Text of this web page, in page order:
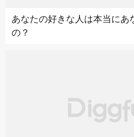
あなたの好きな人は本当にあ
の？